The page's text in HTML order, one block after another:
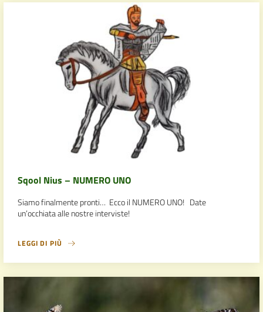
Sqool Nius – NUMERO UNO
Siamo finalmente pronti… Ecco il NUMERO UNO! Date
un’occhiata alle nostre interviste!
LEGGI DI PIÙ